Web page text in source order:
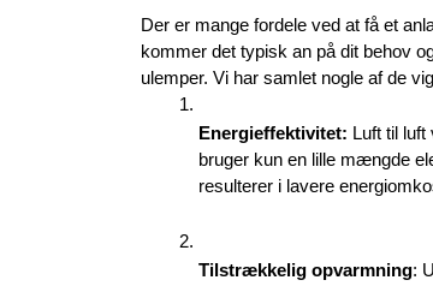
Der er mange fordele ved at få et
kommer det typisk an på dit behov
ulemper. Vi har samlet nogle af de
Energieffektivitet: Luft til
bruger kun en lille mængde
resulterer i lavere
Tilstrækkelig opvarmning: